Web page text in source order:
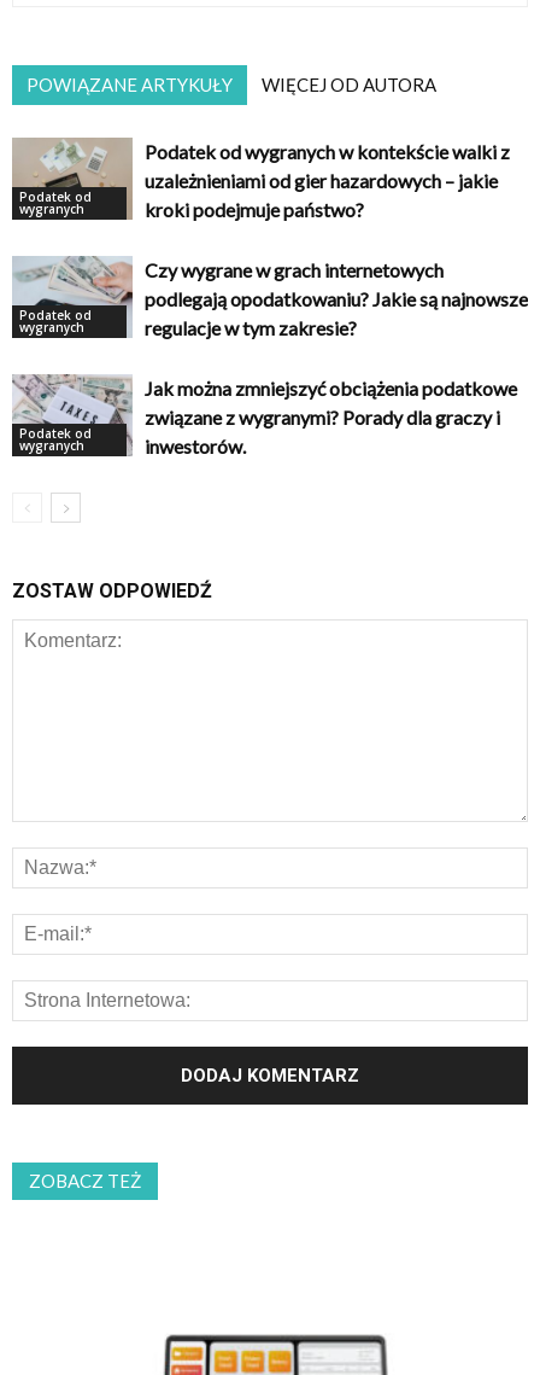
POWIĄZANE ARTYKUŁY WIĘCEJ OD AUTORA
Podatek od
wygranych
Podatek od wygranych w kontekście walki z
uzależnieniami od gier hazardowych – jakie
kroki podejmuje państwo?
Podatek od
wygranych
Czy wygrane w grach internetowych
podlegają opodatkowaniu? Jakie są najnowsze
regulacje w tym zakresie?
Podatek od
wygranych
Jak można zmniejszyć obciążenia podatkowe
związane z wygranymi? Porady dla graczy i
inwestorów.
ZOSTAW ODPOWIEDŹ
ZOBACZ TEŻ